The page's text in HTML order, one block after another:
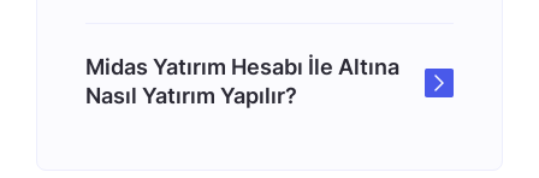
Midas Yatırım Hesabı İle Altına
Nasıl Yatırım Yapılır?